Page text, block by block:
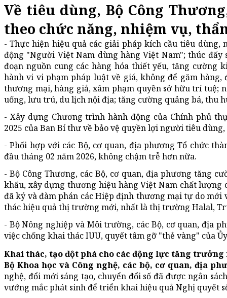
Về tiêu dùng, Bộ Công
theo chức năng, nhiệm vụ,
- Thực hiện hiệu quả các giải pháp kích cầu tiêu
động "Người Việt Nam dùng hàng Việt Nam"; thúc
đoạn nguồn cung các hàng hóa thiết yếu, tăng
hành vi vi phạm pháp luật về giá, không để găm
thương mại, hàng giả, xâm phạm quyền sở hữu trí tuệ;
uống, lưu trú, du lịch nội địa; tăng cường quảng bá, thu
- Xây dựng Chương trình hành động của Chính phủ
2025 của Ban Bí thư về bảo vệ quyền lợi người tiêu
- Phối hợp với các Bộ, cơ quan, địa phương Tổ chức
đầu tháng 02 năm 2026, không chậm trễ hơn nữa.
- Bộ Công Thương, các Bộ, cơ quan, địa phương tăng
khẩu, xây dựng thương hiệu hàng Việt Nam chất
đã ký và đàm phán các Hiệp định thương mại tự do
thác hiệu quả thị trường mới, nhất là thị trường Halal,
- Bộ Nông nghiệp và Môi trường, các Bộ, cơ quan, địa
việc chống khai thác IUU, quyết tâm gỡ "thẻ vàng" của
Khai thác, tạo đột phá cho các động lực tăng trưởng
Bộ Khoa học và Công nghệ, các bộ, cơ quan, địa
nghệ, đổi mới sáng tạo, chuyển đổi số đã được ngân
vướng mắc phát sinh để triển khai hiệu quả Nghị quyết